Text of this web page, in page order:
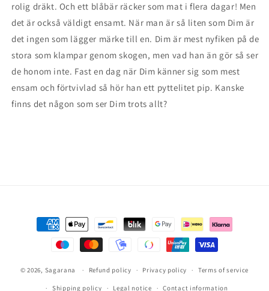
rolig dräkt. Och ett blåbär räcker som mat i flera dagar! Men
det är också väldigt ensamt. När man är så liten som Dim är
det ingen som lägger märke till en. Dim är mest nyfiken på de
stora som klampar genom skogen, men vad han än gör så ser
de honom inte. Fast en dag när Dim känner sig som mest
ensam och förtvivlad så hör han ett pyttelitet pip. Kanske
finns det någon som ser Dim trots allt?
Payment
methods
© 2026, Sagarana Refund policy Privacy policy Terms of service
Shipping policy Legal notice Contact information